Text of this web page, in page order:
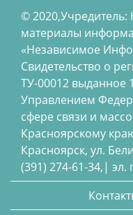
©
материалы
«Независимое
Свидетельство о
ТУ-00012 выданное
Управлением
сфере связи и
Красноярскому
Красноярск, ул.
(391) 274-61-34,| эл.